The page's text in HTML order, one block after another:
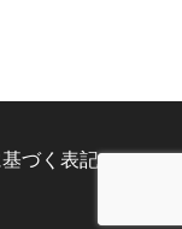
づく表記